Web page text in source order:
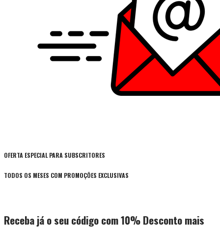
OFERTA ESPECIAL PARA SUBSCRITORES
TODOS OS MESES COM PROMOÇÕES EXCLUSIVAS
Receba já o seu código com 10% Desconto mais